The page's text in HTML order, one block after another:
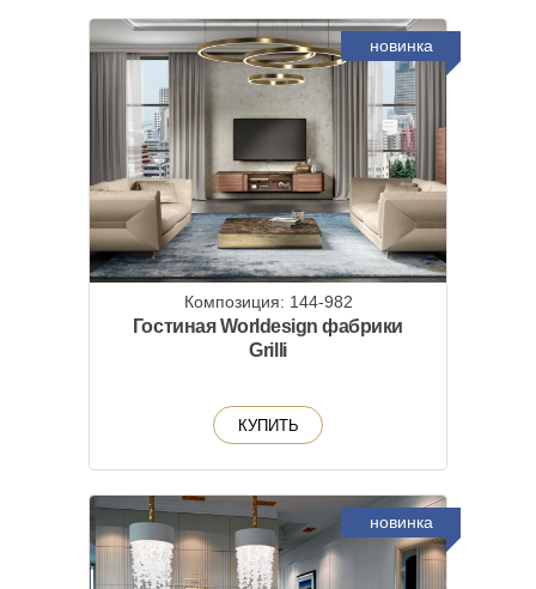
новинка
Композиция: 144-982
Гостиная Worldesign фабрики
Grilli
КУПИТЬ
новинка